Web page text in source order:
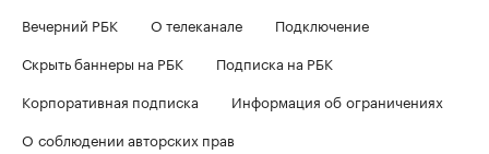
Вечерний РБК
О телеканале
Подключение
Скрыть баннеры на РБК
Подписка на РБК
Корпоративная подписка
Информация об ограничениях
О соблюдении авторских прав